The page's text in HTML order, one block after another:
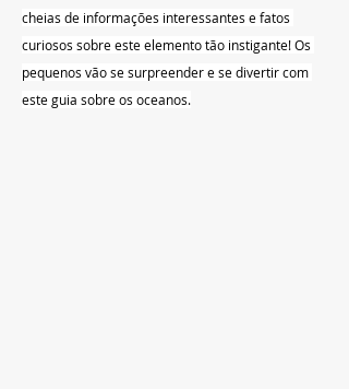
cheias de informações interessantes e fatos
curiosos sobre este elemento tão instigante! Os
pequenos vão se surpreender e se divertir com
este guia sobre os oceanos.